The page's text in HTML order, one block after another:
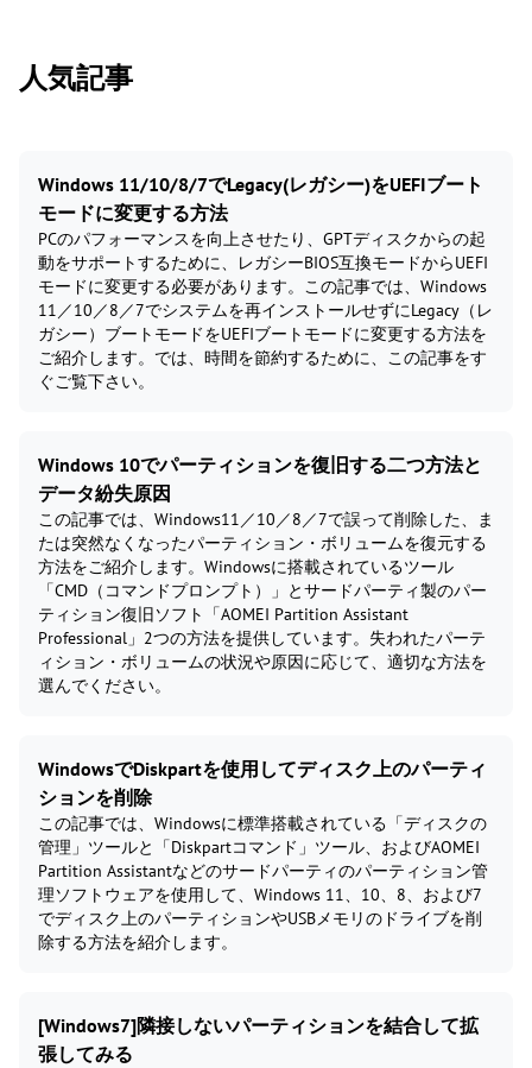
人気記事
Windows 11/10/8/7でLegacy(レガシー)をUEFIブート
モードに変更する方法
PCのパフォーマンスを向上させたり、GPTディスクからの起
動をサポートするために、レガシーBIOS互換モードからUEFI
モードに変更する必要があります。この記事では、Windows
11／10／8／7でシステムを再インストールせずにLegacy（レ
ガシー）ブートモードをUEFIブートモードに変更する方法を
ご紹介します。では、時間を節約するために、この記事をす
ぐご覧下さい。
Windows 10でパーティションを復旧する二つ方法と
データ紛失原因
この記事では、Windows11／10／8／7で誤って削除した、ま
たは突然なくなったパーティション・ボリュームを復元する
方法をご紹介します。Windowsに搭載されているツール
「CMD（コマンドプロンプト）」とサードパーティ製のパー
ティション復旧ソフト「AOMEI Partition Assistant
Professional」2つの方法を提供しています。失われたパーテ
ィション・ボリュームの状況や原因に応じて、適切な方法を
選んでください。
WindowsでDiskpartを使用してディスク上のパーティ
ションを削除
この記事では、Windowsに標準搭載されている「ディスクの
管理」ツールと「Diskpartコマンド」ツール、およびAOMEI
Partition Assistantなどのサードパーティのパーティション管
理ソフトウェアを使用して、Windows 11、10、8、および7
でディスク上のパーティションやUSBメモリのドライブを削
除する方法を紹介します。
[Windows7]隣接しないパーティションを結合して拡
張してみる